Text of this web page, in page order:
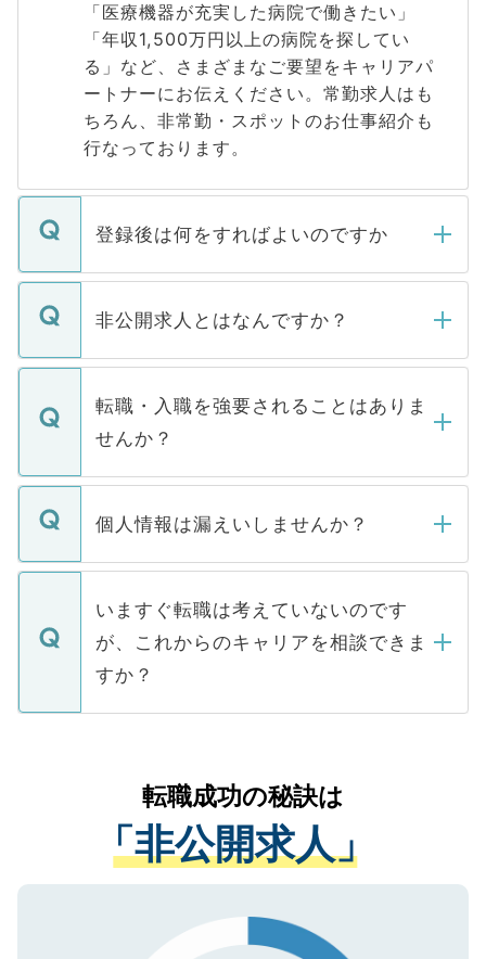
「医療機器が充実した病院で働きたい」
「年収1,500万円以上の病院を探してい
る」など、さまざまなご要望をキャリアパ
ートナーにお伝えください。常勤求人はも
ちろん、非常勤・スポットのお仕事紹介も
行なっております。
登録後は何をすればよいのですか
ご登録いただきましたら、弊社担当者がご
登録内容を確認し、その後メールもしくは
ます。通常、5営業日以内にはご連絡をせて
いただきますので、しばらくお待ちくださ
非公開求人とはなんですか？
マイナビDOCTORで取り扱っている求人の
うち約3割は、Webサイトからご覧いただ
けない「非公開求人」です。非公開求人は
下記の理由によって、一般には公開してい
ません。
■応募殺到を避けるため 人気のある医療機
関を公にしてしまうと、応募が殺到する場
に、医療機関が求める条件に合った人材の
みを人材紹介会社に依頼するケースが増え
ています。
転職・入職を強要されることはありま
せんか？
転職・入職を強要することは一切ありませ
ん。また、仮に応募先から内定をいただい
定を承諾する必要はありません。内定先へ
の辞退の連絡はキャリアパートナーが行い
個人情報は漏えいしませんか？
個人情報が漏えいすることはありませんの
で、ご安心ください。当サイトからの登録
などで収集したご登録者様の個人情報は、
ご本人のキャリアアップおよび転職活動の
支援を目的に使用いたします。お預かりし
ているすべての個人データはご本人の許可
は、個人情報の取り扱いについての厳密な
管理基準を満たした事業者のみに付与され
る、プライバシーマークを取得済みです。
で、機密保持に関してもご安心ください。
いますぐ転職は考えていないのです
が、これからのキャリアを相談できま
すか？
かがいして、現在の医療機関の状況や紹介
経験をまじえながら、適切なアドバイスを
させていただきます。すぐにご転職をされ
ない方には、長期的なサポートが可能です
ので、まずはご登録ください。
転職成功の秘訣は
「非公開求人」